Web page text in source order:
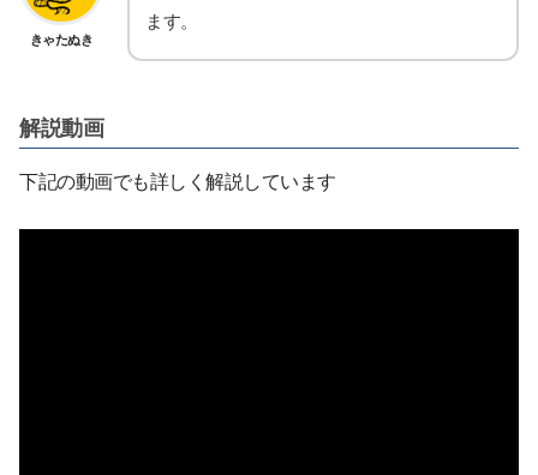
きゃたぬき
ます。
解説動画
下記の動画でも詳しく解説しています